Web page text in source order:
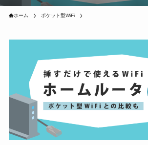
ホーム ポケット型WiFi